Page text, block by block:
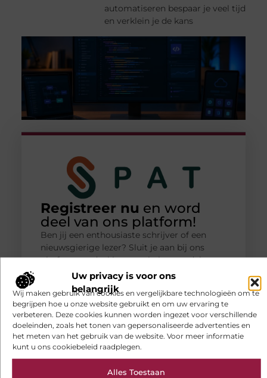
Uw privacy is voor ons
belangrijk
Wij maken gebruik van cookies en vergelijkbare technologieën om te
begrijpen hoe u onze website gebruikt en om uw ervaring te
verbeteren. Deze cookies kunnen worden ingezet voor verschillende
doeleinden, zoals het tonen van gepersonaliseerde advertenties en
het meten van het gebruik van de website. Voor meer informatie
kunt u ons cookiebeleid raadplegen.
Alles Toestaan
automatiseren bespaar je veel tijd
en verklein je de kans
POPULAIRE ONDERWERPEN
Registreer nu en word
deel van ons platform!
Ben jij een enthousiaste schrijver of een
nieuwsgierige lezer? Sluit je aan bij ons
platform en deel jouw verhalen, ontdek
inspirerende artikelen en bouw mee aan een
dynamische community. Registreer
vandaag en begin direct met bloggen.
Registreer nu!